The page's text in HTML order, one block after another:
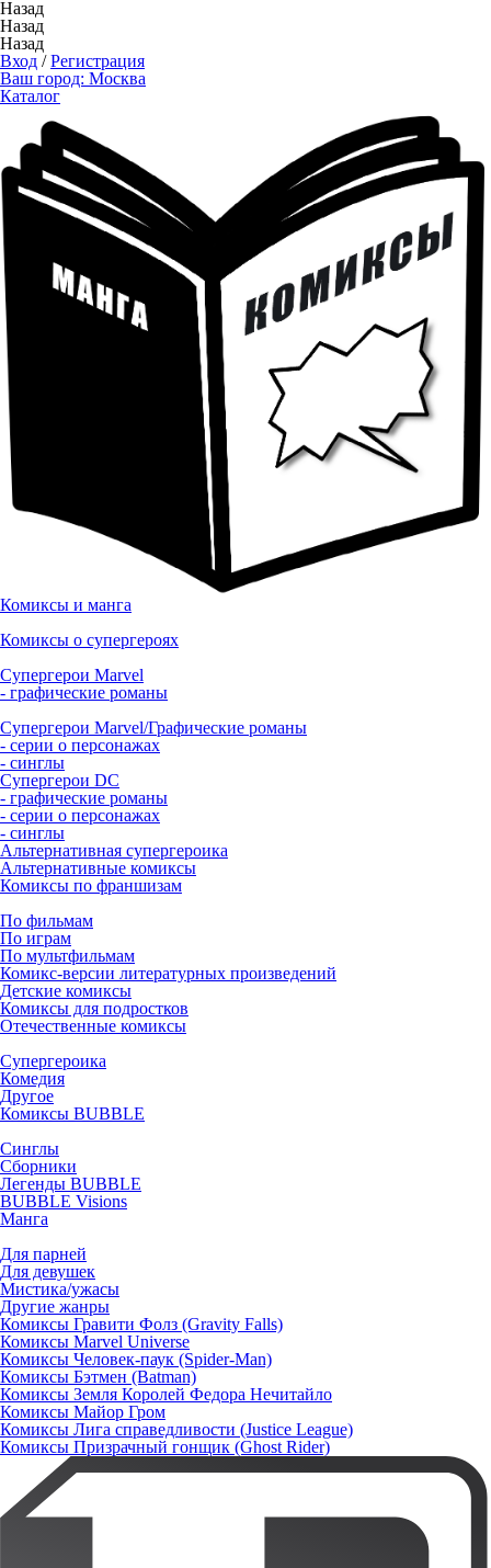
Назад
Назад
Назад
Вход /Регистрация
Ваш город: Москва
Каталог
Комиксы и манга
Комиксы о супергероях
Супергерои Marvel
- графические романы
Супергерои Marvel/Графические романы
- серии о персонажах
- синглы
Супергерои DC
- графические романы
- серии о персонажах
- синглы
Альтернативная супергероика
Альтернативные комиксы
Комиксы по франшизам
По фильмам
По играм
По мультфильмам
Комикс-версии литературных произведений
Детские комиксы
Комиксы для подростков
Отечественные комиксы
Супергероика
Комедия
Другое
Комиксы BUBBLE
Синглы
Сборники
Легенды BUBBLE
BUBBLE Visions
Манга
Для парней
Для девушек
Мистика/ужасы
Другие жанры
Комиксы Гравити Фолз (Gravity Falls)
Комиксы Marvel Universe
Комиксы Человек-паук (Spider-Man)
Комиксы Бэтмен (Batman)
Комиксы Земля Королей Федора Нечитайло
Комиксы Майор Гром
Комиксы Лига справедливости (Justice League)
Комиксы Призрачный гонщик (Ghost Rider)